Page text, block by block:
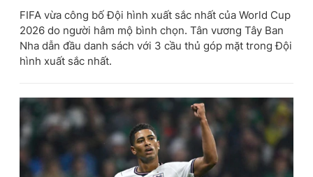
FIFA vừa công bố Đội hình xuất sắc nhất của World Cup
2026 do người hâm mộ bình chọn. Tân vương Tây Ban
Nha dẫn đầu danh sách với 3 cầu thủ góp mặt trong Đội
hình xuất sắc nhất.